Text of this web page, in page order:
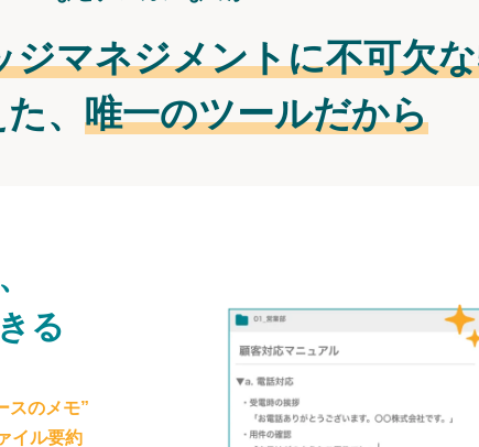
ジマネジメントに不可欠な
、 唯一のツールだから
る
スのメモ”
イル要約